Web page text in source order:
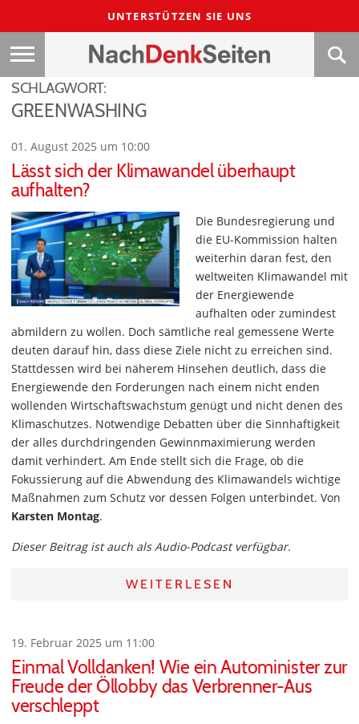
UNTERSTÜTZEN SIE UNS
SCHLAGWORT:
GREENWASHING
01. August 2025 um 10:00
Lässt sich der Klimawandel überhaupt
aufhalten?
Die Bundesregierung und
die EU-Kommission halten
weiterhin daran fest, den
weltweiten Klimawandel mit
der Energiewende
aufhalten oder zumindest
abmildern zu wollen. Doch sämtliche real gemessene Werte
deuten darauf hin, dass diese Ziele nicht zu erreichen sind.
Stattdessen wird bei näherem Hinsehen deutlich, dass die
Energiewende den Forderungen nach einem nicht enden
wollenden Wirtschaftswachstum genügt und nicht denen des
Klimaschutzes. Notwendige Debatten über die Sinnhaftigkeit
der alles durchdringenden Gewinnmaximierung werden
damit verhindert. Am Ende stellt sich die Frage, ob die
Fokussierung auf die Abwendung des Klimawandels wichtige
Maßnahmen zum Schutz vor dessen Folgen unterbindet. Von
Karsten Montag.
Dieser Beitrag ist auch als Audio-Podcast verfügbar.
WEITERLESEN
19. Februar 2025 um 11:00
Einmal Volldanken! Wie ein Autominister zur
Freude der Öllobby das Verbrenner-Aus
verschleppt